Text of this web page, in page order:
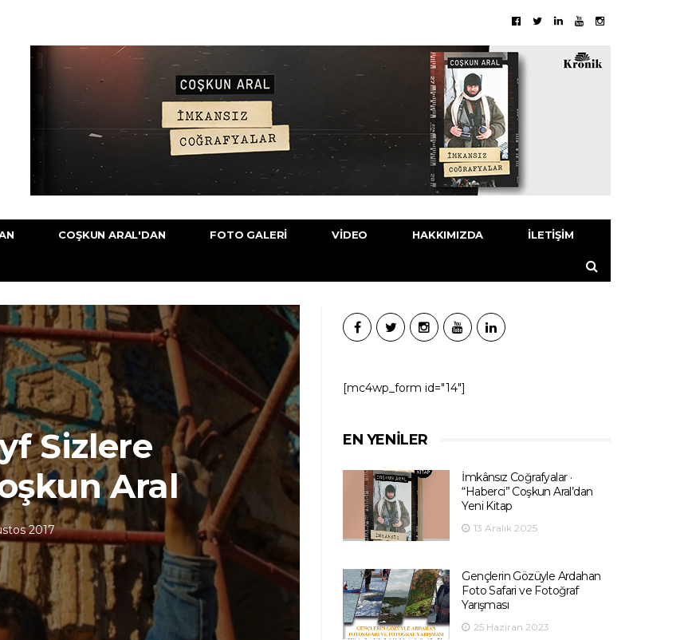
COŞKUN ARAL'DAN FOTO GALERI VIDEO HAKKIMIZDA İLETIŞIM
Sizlere
Aral
2017
[mc4wp_form id="14"]
EN YENILER
İmkânsız Coğrafyalar ·
“Haberci” Coşkun Aral’dan
Yeni Kitap
13 Aralık 2025
Gençlerin Gözüyle Ardahan
Foto Safari ve Fotoğraf
Yarışması
25 Haziran 2023